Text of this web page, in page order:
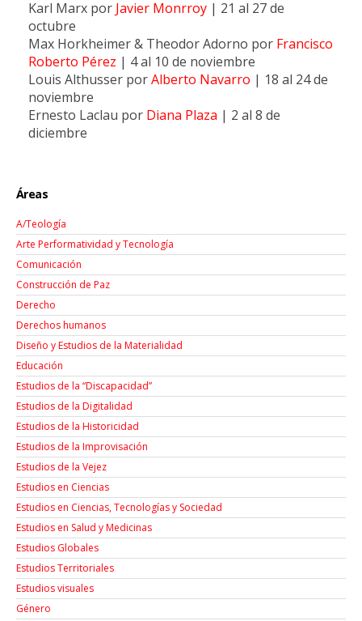
Karl Marx por Javier Monrroy | 21 al 27 de
octubre
Max Horkheimer & Theodor Adorno por Francisco
Roberto Pérez | 4 al 10 de noviembre
Louis Althusser porAlberto Navarro | 18 al 24 de
noviembre
Ernesto Laclau por Diana Plaza | 2 al 8 de
diciembre
Áreas
A/Teología
Arte Performatividad y Tecnología
Comunicación
Construcción de Paz
Derecho
Derechos humanos
Diseño y Estudios de la Materialidad
Educación
Estudios de la “Discapacidad”
Estudios de la Digitalidad
Estudios de la Historicidad
Estudios de la Improvisación
Estudios de la Vejez
Estudios en Ciencias
Estudios en Ciencias, Tecnologías y Sociedad
Estudios en Salud y Medicinas
Estudios Globales
Estudios Territoriales
Estudios visuales
Género